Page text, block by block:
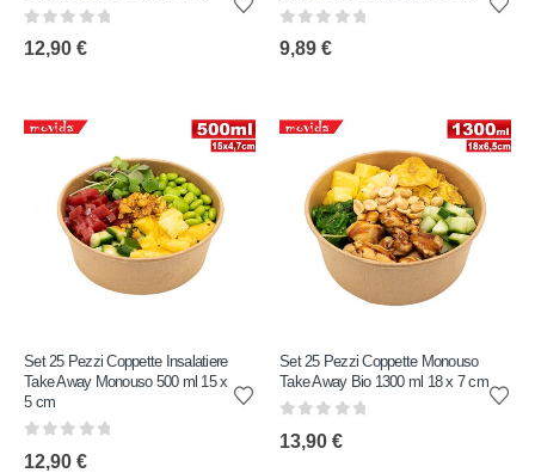
0 out of 5
12,90 €
0 out of 5
9,89 €
Set 25 Pezzi Coppette Insalatiere
Take Away Monouso 500 ml 15 x
5 cm
12,90 €
Set 25 Pezzi Coppette Monouso
Take Away Bio 1300 ml 18 x 7 cm
13,90 €